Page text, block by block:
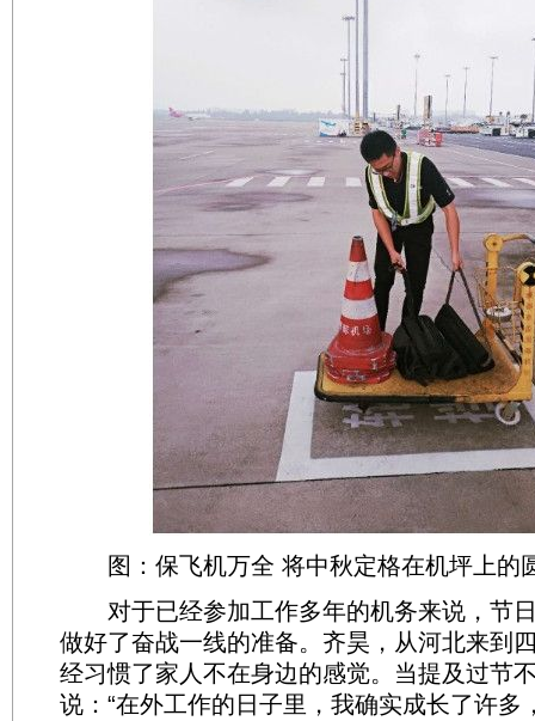
图：保飞机万全 将中秋定格在机坪上的
对于已经参加工作多年的机务来说，节
做好了奋战一线的准备。齐昊，从河北来到
经习惯了家人不在身边的感觉。当提及过节
说：“在外工作的日子里，我确实成长了许多